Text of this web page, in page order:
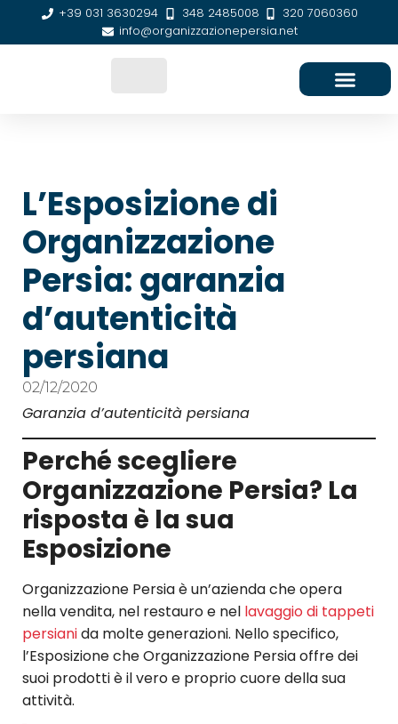
+39 031 3630294 348 2485008
320 7060360
info@organizzazionepersia.net
L’Esposizione di
Organizzazione
Persia: garanzia
d’autenticità
persiana
02/12/2020
Garanzia d’autenticità persiana
Perché scegliere
Organizzazione Persia? La
risposta è la sua
Esposizione
Organizzazione Persia è un’azienda che opera
nella vendita, nel restauro e nel lavaggio di tappeti
persianida molte generazioni. Nello specifico,
l’Esposizione che Organizzazione Persia offre dei
suoi prodotti è il vero e proprio cuore della sua
attività.